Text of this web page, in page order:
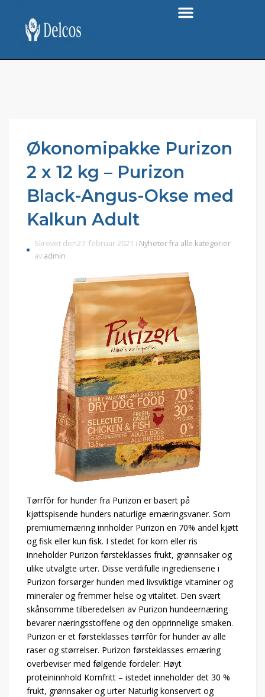
Økonomipakke Purizon
2 x 12 kg – Purizon
Black-Angus-Okse med
Kalkun Adult
Skrevet den27. februar 2021 i Nyheter fra alle kategorier
av admin
Tørrfôr for hunder fra Purizon er basert på
kjøttspisende hunders naturlige ernæringsvaner. Som
premiumernæring innholder Purizon en 70% andel kjøtt
og fisk eller kun fisk. I stedet for korn eller ris
inneholder Purizon førsteklasses frukt, grønnsaker og
ulike utvalgte urter. Disse verdifulle ingrediensene i
Purizon forsørger hunden med livsviktige vitaminer og
mineraler og fremmer helse og vitalitet. Den svært
skånsomme tilberedelsen av Purizon hundeernæring
bevarer næringsstoffene og den opprinnelige smaken.
Purizon er et førsteklasses tørrfôr for hunder av alle
raser og størrelser. Purizon førsteklasses ernæring
overbeviser med følgende fordeler: Høyt
proteininnhold Kornfritt – istedet inneholder det 30 %
frukt, grønnsaker og urter Naturlig konservert og